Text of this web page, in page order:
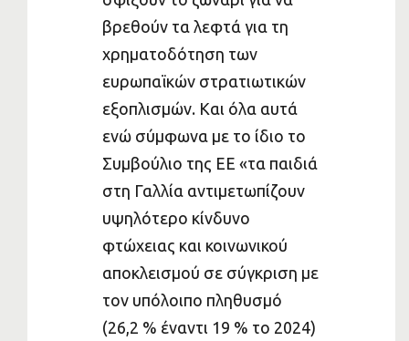
βρεθούν τα λεφτά για τη
χρηματοδότηση των
ευρωπαϊκών στρατιωτικών
εξοπλισμών. Και όλα αυτά
ενώ σύμφωνα με το ίδιο το
Συμβούλιο της ΕΕ «τα παιδιά
στη Γαλλία αντιμετωπίζουν
υψηλότερο κίνδυνο
φτώχειας και κοινωνικού
αποκλεισμού σε σύγκριση με
τον υπόλοιπο πληθυσμό
(26,2 % έναντι 19 % το 2024)